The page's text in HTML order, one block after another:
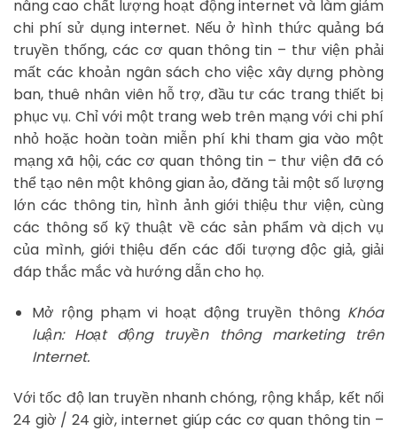
nâng cao chất lượng hoạt động internet và làm giảm
chi phí sử dụng internet. Nếu ở hình thức quảng bá
truyền thống, các cơ quan thông tin – thư viện phải
mất các khoản ngân sách cho việc xây dựng phòng
ban, thuê nhân viên hỗ trợ, đầu tư các trang thiết bị
phục vụ. Chỉ với một trang web trên mạng với chi phí
nhỏ hoặc hoàn toàn miễn phí khi tham gia vào một
mạng xã hội, các cơ quan thông tin – thư viện đã có
thể tạo nên một không gian ảo, đăng tải một số lượng
lớn các thông tin, hình ảnh giới thiệu thư viện, cùng
các thông số kỹ thuật về các sản phẩm và dịch vụ
của mình, giới thiệu đến các đối tượng độc giả, giải
đáp thắc mắc và hướng dẫn cho họ.
Mở rộng phạm vi hoạt động truyền thông Khóa
luận: Hoạt động truyền thông marketing trên
Internet.
Với tốc độ lan truyền nhanh chóng, rộng khắp, kết nối
24 giờ / 24 giờ, internet giúp các cơ quan thông tin –